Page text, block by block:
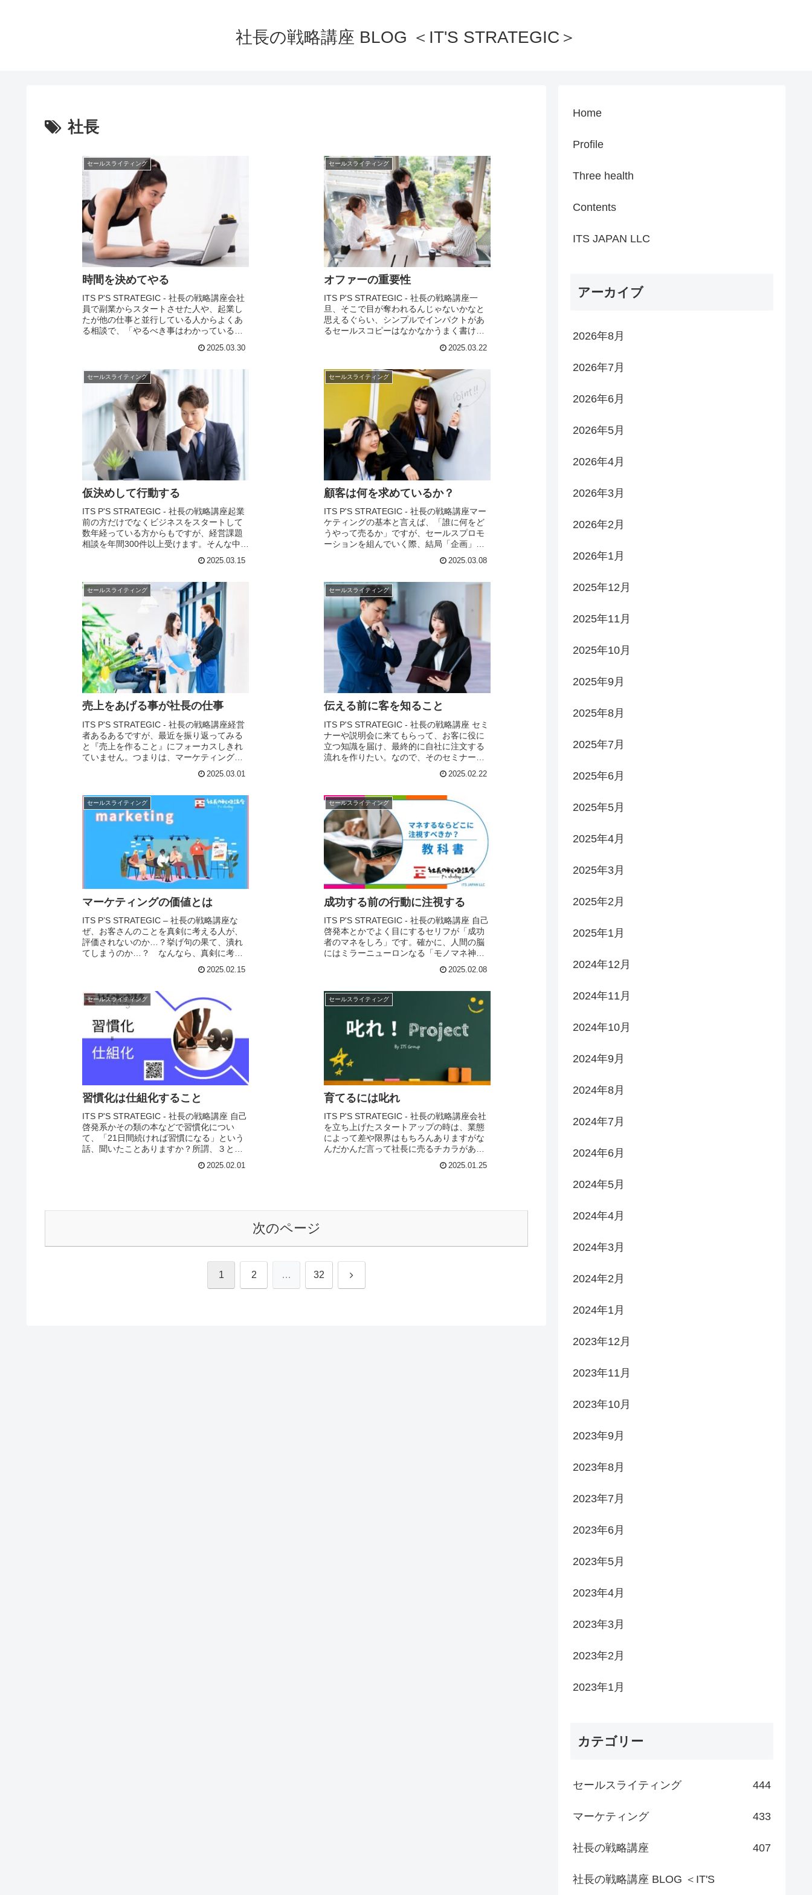
社長の戦略講座 BLOG ＜IT'S STRATEGIC＞
社長
セールスライティング
時間を決めてやる
ITS P'S STRATEGIC - 社長の戦略講座会社
員で副業からスタートさせた人や、起業し
たが他の仕事と並行している人からよくあ
る相談で、「やるべき事はわかっているの
多いようです。 特に起業初期は...2025.03.30
セールスライティング
オファーの重要性
ITS P'S STRATEGIC - 社長の戦略講座一
旦、そこで目が奪われるんじゃないかなと
思えるぐらい、シンプルでインパクトがあ
るセールスコピーはなかなかうまく書ける
もあるダン・ケネディの広告は秀逸...2025.03.22
セールスライティング
仮決めして行動する
ITS P'S STRATEGIC - 社長の戦略講座起業
前の方だけでなくビジネスをスタートして
数年経っている方からもですが、経営課題
相談を年間300件以上受けます。そんな中、
2025.03.15
セールスライティング
顧客は何を求めているか？
ITS P'S STRATEGIC - 社長の戦略講座マー
ケティングの基本と言えば、「誰に何をど
うやって売るか」ですが、セールスプロモ
ーションを組んでいく際、結局「企画」っ
いう意味として売るか？」っ...
2025.03.08
セールスライティング
売上をあげる事が社長の仕事
ITS P'S STRATEGIC - 社長の戦略講座経営
者あるあるですが、最近を振り返ってみる
と『売上を作ること』にフォーカスしきれ
ていません。つまりは、マーケティングを
2025.03.01
セールスライティング
伝える前に客を知ること
ITS P'S STRATEGIC - 社長の戦略講座 セミ
ナーや説明会に来てもらって、お客に役に
立つ知識を届け、最終的に自社に注文する
流れを作りたい。なので、そのセミナーの
を話すればいいか分からない.... 2025.02.22
セールスライティング
マーケティングの価値とは
ITS P’S STRATEGIC – 社長の戦略講座な
ぜ、お客さんのことを真剣に考える人が、
評価されないのか…？挙げ句の果て、潰れ
てしまうのか…？ なんなら、真剣に考え
のことが、どうしても納得ができ...2025.02.15
セールスライティング
成功する前の行動に注視する
ITS P'S STRATEGIC - 社長の戦略講座 自己
啓発本とかでよく目にするセリフが「成功
者のマネをしろ」です。確かに、人間の脳
にはミラーニューロンなる「モノマネ神
成功する確率は飛躍的に上がるの...2025.02.08
セールスライティング
習慣化は仕組化すること
ITS P'S STRATEGIC - 社長の戦略講座 自己
啓発系かその類の本などで習慣化につい
て、「21日間続ければ習慣になる」という
話、聞いたことありますか？所謂、３と７
2025.02.01
セールスライティング
育てるには叱れ
ITS P'S STRATEGIC - 社長の戦略講座会社
を立ち上げたスタートアップの時は、業態
によって差や限界はもちろんありますがな
んだかんだ言って社長に売るチカラがあれ
がある程度の規模になると必ずぶ...2025.01.25
次のページ
1 2 … 32 次
Home
Profile
Three health
Contents
ITS JAPAN LLC
アーカイブ
2026年8月
2026年7月
2026年6月
2026年5月
2026年4月
2026年3月
2026年2月
2026年1月
2025年12月
2025年11月
2025年10月
2025年9月
2025年8月
2025年7月
2025年6月
2025年5月
2025年4月
2025年3月
2025年2月
2025年1月
2024年12月
2024年11月
2024年10月
2024年9月
2024年8月
2024年7月
2024年6月
2024年5月
2024年4月
2024年3月
2024年2月
2024年1月
2023年12月
2023年11月
2023年10月
2023年9月
2023年8月
2023年7月
2023年6月
2023年5月
2023年4月
2023年3月
2023年2月
2023年1月
カテゴリー
セールスライティング 444
マーケティング 433
社長の戦略講座 407
社長の戦略講座 BLOG ＜IT'S